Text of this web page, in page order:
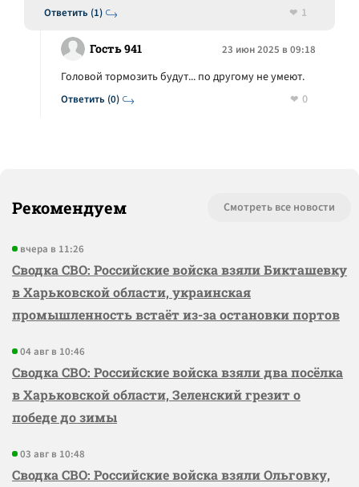
Ответить (1)
1
Гость 941 23 июн 2025 в 09:18
Ответить (0)
Головой тормозить будут... по другому не умеют.
0
Рекомендуем Смотреть все новости
вчера в 11:26
Сводка СВО: Российские войска взяли Бикташевку
в Харьковской области, украинская
промышленность встаёт из-за остановки портов
04 авг в 10:46
Сводка СВО: Российские войска взяли два посёлка
в Харьковской области, Зеленский грезит о
победе до зимы
03 авг в 10:48
Сводка СВО: Российские войска взяли Ольговку,